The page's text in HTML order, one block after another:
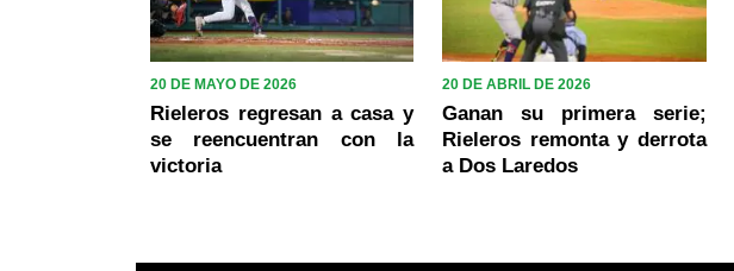
20 DE MAYO DE 2026
Rieleros regresan a casa y
se reencuentran con la
victoria
20 DE ABRIL DE 2026
Ganan su primera serie;
Rieleros remonta y derrota
a Dos Laredos